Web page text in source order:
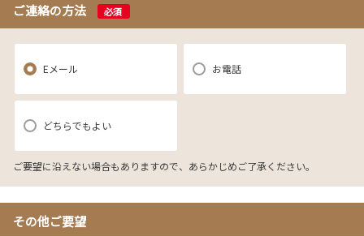
ご連絡の方法 必須
Eメール お電話
どちらでもよい
ご要望に沿えない場合もありますので、あらかじめご了承ください。
その他ご要望